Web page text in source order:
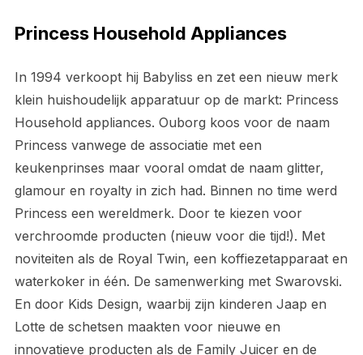
Princess Household Appliances
In 1994 verkoopt hij Babyliss en zet een nieuw merk
klein huishoudelijk apparatuur op de markt: Princess
Household appliances. Ouborg koos voor de naam
Princess vanwege de associatie met een
keukenprinses maar vooral omdat de naam glitter,
glamour en royalty in zich had. Binnen no time werd
Princess een wereldmerk. Door te kiezen voor
verchroomde producten (nieuw voor die tijd!). Met
noviteiten als de Royal Twin, een koffiezetapparaat en
waterkoker in één. De samenwerking met Swarovski.
En door Kids Design, waarbij zijn kinderen Jaap en
Lotte de schetsen maakten voor nieuwe en
innovatieve producten als de Family Juicer en de